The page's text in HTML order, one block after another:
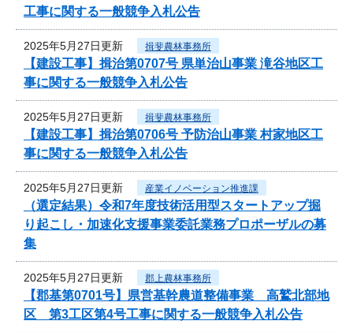
工事に関する一般競争入札公告
2025年5月27日更新 揖斐農林事務所
【建設工事】揖治第0707号 県単治山事業 滝谷地区工
事に関する一般競争入札公告
2025年5月27日更新 揖斐農林事務所
【建設工事】揖治第0706号 予防治山事業 村家地区工
事に関する一般競争入札公告
2025年5月27日更新 産業イノベーション推進課
（選定結果）令和7年度技術活用型スタートアップ掘
り起こし・加速化支援事業委託業務プロポーザルの募
集
2025年5月27日更新 郡上農林事務所
【郡基第0701号】県営基幹農道整備事業 高鷲北部地
区 第3工区第4号工事に関する一般競争入札公告